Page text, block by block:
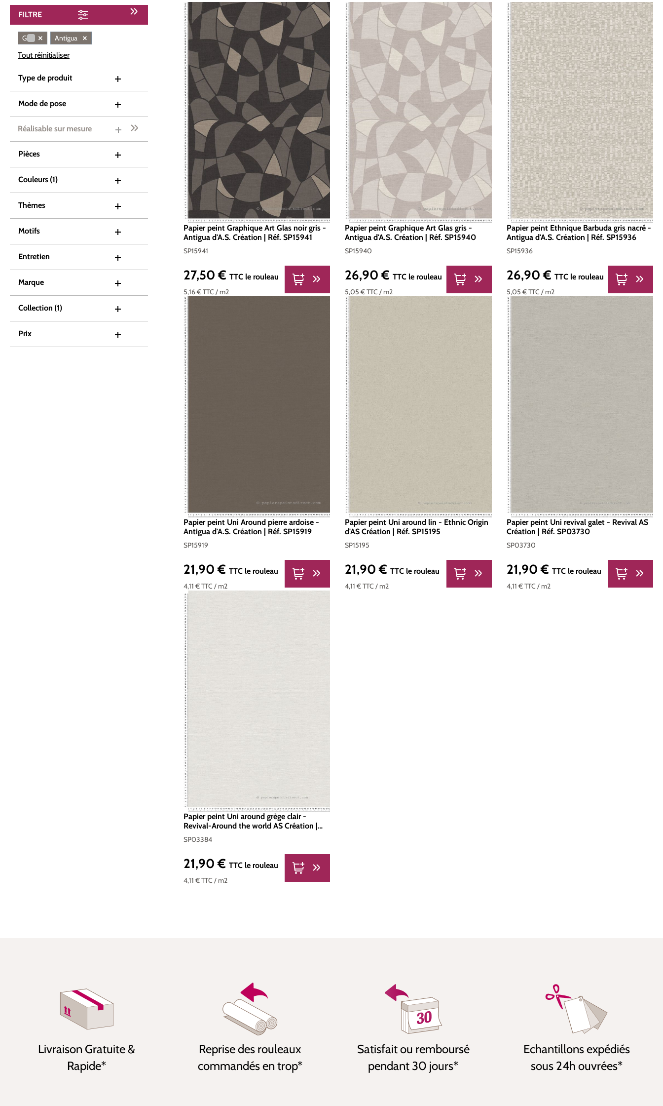
FILTRE
Gris × Antigua ×
Tout réinitialiser
Type de produit
Mode de pose
Réalisable sur mesure
Pièces
Couleurs (1)
Thèmes
Motifs
Entretien
Marque
Collection (1)
Prix
Papier peint Graphique Art Glas noir gris -
Antigua d'A.S. Création | Réf. SP15941
SP15941
5,16 €TTC / m2
Prix régulier :
27,50 € TTC le rouleau
Papier peint Graphique Art Glas gris -
Antigua d'A.S. Création | Réf. SP15940
SP15940
5,05 €TTC/ m2
Prix régulier :
26,90 €TTC le rouleau
Papier peint Ethnique Barbuda gris nacré -
Antigua d'A.S. Création | Réf. SP15936
SP15936
5,05 €TTC / m2
Prix régulier :
26,90 € TTC le rouleau
Papier peint Uni Around pierre ardoise -
Antigua d'A.S. Création | Réf. SP15919
SP15919
4,11 €TTC / m2
Prix régulier :
21,90 € TTC le rouleau
Papier peint Uni around lin - Ethnic Origin
d'AS Création | Réf. SP15195
SP15195
4,11 €TTC/ m2
Prix régulier :
21,90 €TTC le rouleau
Papier peint Uni revival galet - Revival AS
Création | Réf. SP03730
SP03730
4,11 €TTC / m2
Prix régulier :
21,90 € TTC le rouleau
Papier peint Uni around grège clair -
Revival-Around the world AS Création |
Réf. SP03384
SP03384
4,11 €TTC / m2
Prix régulier :
21,90 € TTC le rouleau
Livraison Gratuite &
Rapide*
Reprise des rouleaux
commandés en trop*
Satisfait ou remboursé
pendant 30 jours*
Echantillons expédiés
sous 24h ouvrées*